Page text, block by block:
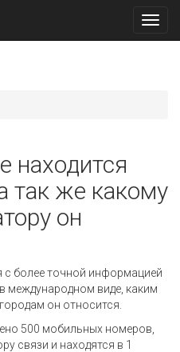
находится
так же какому
он
более точной информацией
международном виде, каким
он относится.
500 мобильных номеров,
связи и находятся в 1